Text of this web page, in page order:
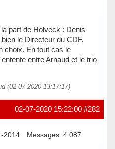
part de Holveck : Denis
le Directeur du CDF.
choix. En tout cas le
entre Arnaud et le trio
(02-07-2020 13:17:17)
#282
02-07-2020 15:22:00
2014 Messages: 4 087